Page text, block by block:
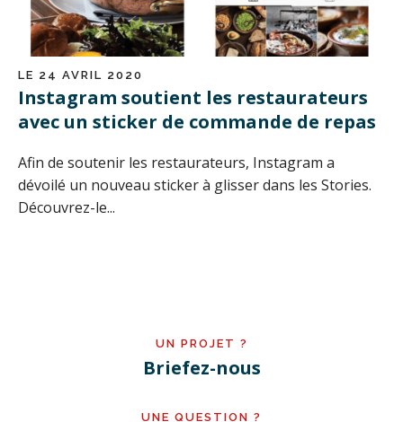
LE 24 AVRIL 2020
Instagram soutient les restaurateurs
avec un sticker de commande de repas
Afin de soutenir les restaurateurs, Instagram a
dévoilé un nouveau sticker à glisser dans les Stories.
Découvrez-le...
UN PROJET ?
Briefez-nous
UNE QUESTION ?